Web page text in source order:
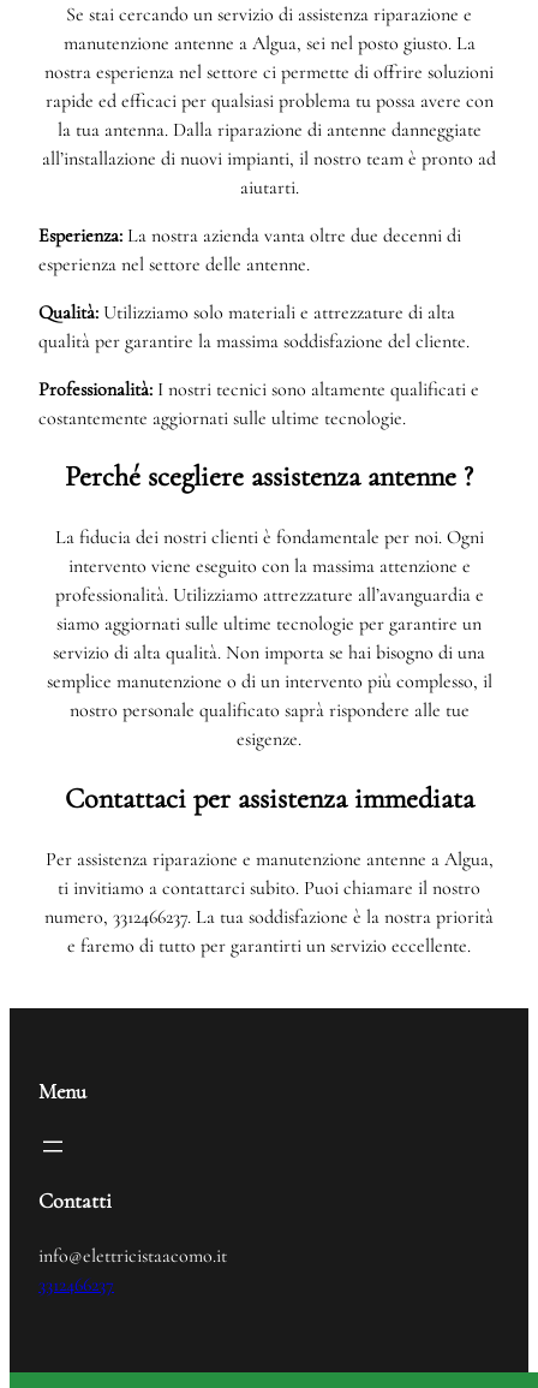
Se stai cercando un servizio di assistenza riparazione e
manutenzione antenne a Algua, sei nel posto giusto. La
nostra esperienza nel settore ci permette di offrire soluzioni
rapide ed efficaci per qualsiasi problema tu possa avere con
la tua antenna. Dalla riparazione di antenne danneggiate
all’installazione di nuovi impianti, il nostro team è pronto ad
aiutarti.
Esperienza: La nostra azienda vanta oltre due decenni di
esperienza nel settore delle antenne.
Qualità: Utilizziamo solo materiali e attrezzature di alta
qualità per garantire la massima soddisfazione del cliente.
Professionalità: I nostri tecnici sono altamente qualificati e
costantemente aggiornati sulle ultime tecnologie.
Perché scegliere assistenza antenne ?
La fiducia dei nostri clienti è fondamentale per noi. Ogni
intervento viene eseguito con la massima attenzione e
professionalità. Utilizziamo attrezzature all’avanguardia e
siamo aggiornati sulle ultime tecnologie per garantire un
servizio di alta qualità. Non importa se hai bisogno di una
semplice manutenzione o di un intervento più complesso, il
nostro personale qualificato saprà rispondere alle tue
esigenze.
Contattaci per assistenza immediata
Per assistenza riparazione e manutenzione antenne a Algua,
ti invitiamo a contattarci subito. Puoi chiamare il nostro
numero, 3312466237. La tua soddisfazione è la nostra priorità
e faremo di tutto per garantirti un servizio eccellente.
Menu
Contatti
info@elettricistaacomo.it
3312466237